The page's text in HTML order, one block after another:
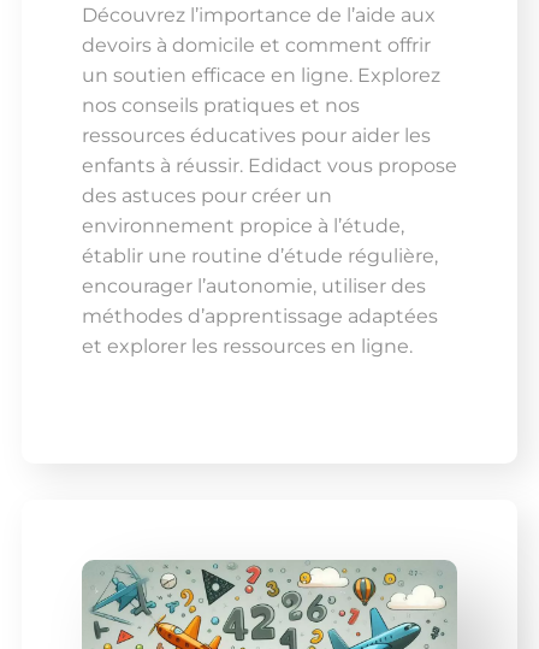
Découvrez l’importance de l’aide aux
devoirs à domicile et comment offrir
un soutien efficace en ligne. Explorez
nos conseils pratiques et nos
ressources éducatives pour aider les
enfants à réussir. Edidact vous propose
des astuces pour créer un
environnement propice à l’étude,
établir une routine d’étude régulière,
encourager l’autonomie, utiliser des
méthodes d’apprentissage adaptées
et explorer les ressources en ligne.